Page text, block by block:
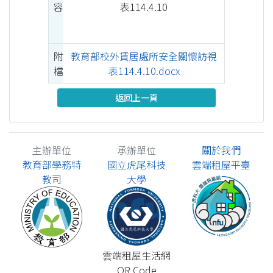
容 表114.4.10
附
檔
教育部校外賃居處所安全關懷訪視
表114.4.10.docx
返回上一頁
主辦單位
教育部學務特
教司
承辦單位
國立虎尾科技
大學
關於我們
雲端租屋平臺
雲端租屋生活網
QR Code